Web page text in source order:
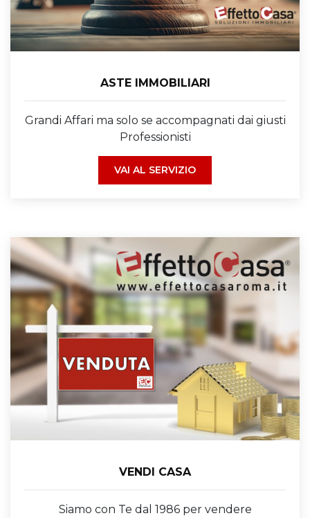
ASTE IMMOBILIARI
Grandi Affari ma solo se accompagnati dai giusti
Professionisti
VAI AL SERVIZIO
VENDI CASA
Siamo con Te dal 1986 per vendere